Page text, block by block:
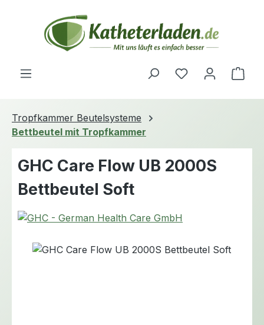
Zum Hauptinhalt springen
Du hast 0
Tropfkammer Beutelsysteme
Bettbeutel mit Tropfkammer
GHC Care Flow UB 2000S
Bettbeutel Soft
Bildergalerie überspringen